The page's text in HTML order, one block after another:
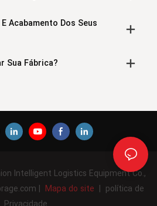
Acabamento Dos Seus
Sua Fábrica?
Intelligent Logistics Equipment Co.,
| Mapa do site | política de